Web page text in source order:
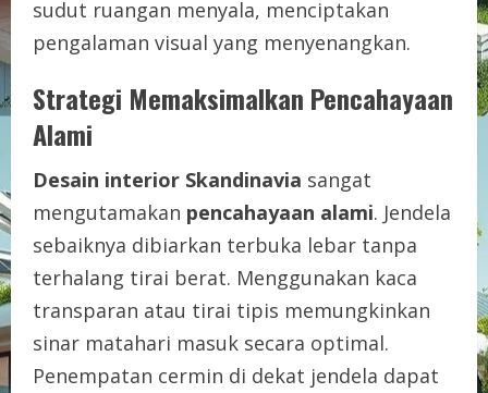
sudut ruangan menyala, menciptakan
pengalaman visual yang menyenangkan.
Strategi Memaksimalkan Pencahayaan
Alami
Desain interior Skandinavia sangat
mengutamakan pencahayaan alami. Jendela
sebaiknya dibiarkan terbuka lebar tanpa
terhalang tirai berat. Menggunakan kaca
transparan atau tirai tipis memungkinkan
sinar matahari masuk secara optimal.
Penempatan cermin di dekat jendela dapat